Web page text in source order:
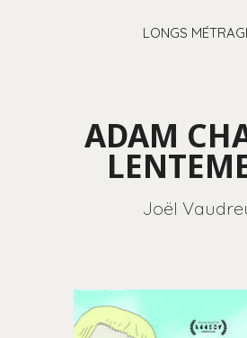
LONGS
ADAM
Joël